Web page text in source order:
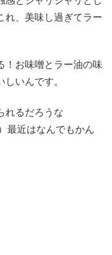
れ、美味し過ぎてラー
！お味噌とラー油の味
いんです。
れるだろうな
最近はなんでもかん